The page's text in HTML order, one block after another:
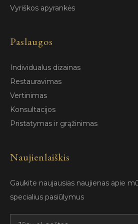
Vyriškos apyrankės
Paslaugos
Individualus dizainas
Restauravimas
Vertinimas
Konsultacijos
Pristatymas ir grąžinimas
Naujienlaiškis
Gaukite naujausias naujienas apie
specialius pasiūlymus